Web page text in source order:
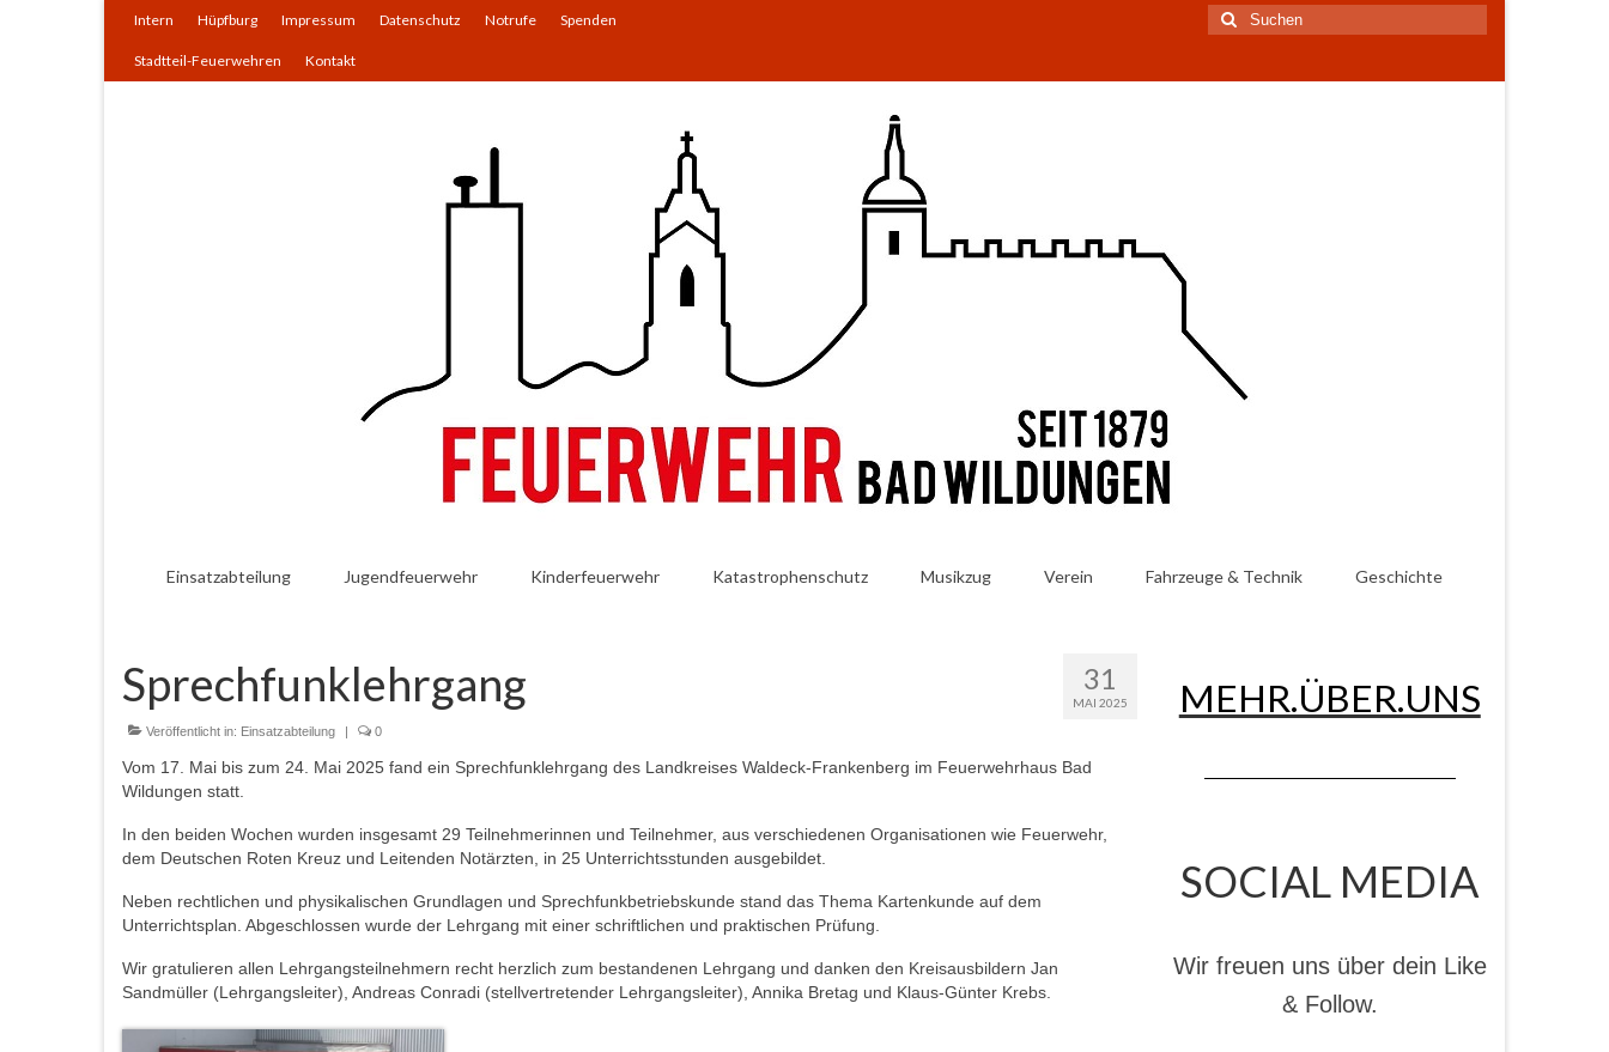
Intern Hüpfburg Impressum Datenschutz Notrufe Spenden
Stadtteil-Feuerwehren Kontakt
Suchen
nach:
Einsatzabteilung Jugendfeuerwehr Kinderfeuerwehr Katastrophenschutz Musikzug Verein Fahrzeuge & Technik Geschichte
31
MAI 2025
Sprechfunklehrgang
Veröffentlicht in: Einsatzabteilung | 0
Vom 17. Mai bis zum 24. Mai 2025 fand ein Sprechfunklehrgang des Landkreises Waldeck-Frankenberg im Feuerwehrhaus Bad
Wildungen statt.
In den beiden Wochen wurden insgesamt 29 Teilnehmerinnen und Teilnehmer, aus verschiedenen Organisationen wie Feuerwehr,
dem Deutschen Roten Kreuz und Leitenden Notärzten, in 25 Unterrichtsstunden ausgebildet.
Neben rechtlichen und physikalischen Grundlagen und Sprechfunkbetriebskunde stand das Thema Kartenkunde auf dem
Unterrichtsplan. Abgeschlossen wurde der Lehrgang mit einer schriftlichen und praktischen Prüfung.
Wir gratulieren allen Lehrgangsteilnehmern recht herzlich zum bestandenen Lehrgang und danken den Kreisausbildern Jan
Sandmüller (Lehrgangsleiter), Andreas Conradi (stellvertretender Lehrgangsleiter), Annika Bretag und Klaus-Günter Krebs.
MEHR.ÜBER.UNS
SOCIAL MEDIA
Wir freuen uns über dein Like
& Follow.